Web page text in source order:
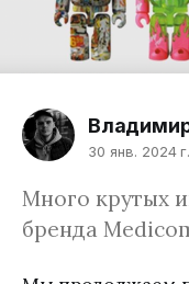
30 янв. 2024 г.
Много крутых
бренда